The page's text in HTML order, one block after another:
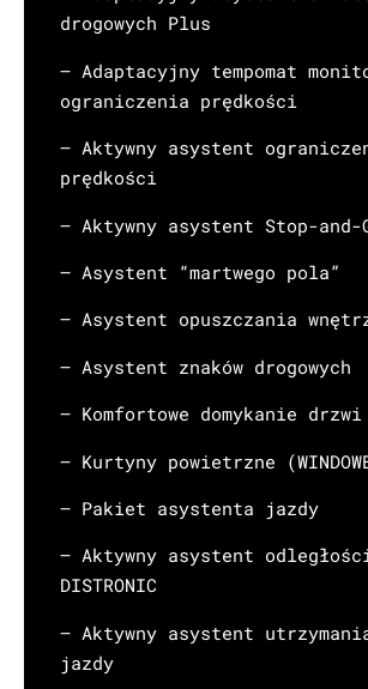
drogowych Plus
– Adaptacyjny tempomat
ograniczenia prędkości
– Aktywny asystent
prędkości
– Aktywny asystent Stop-and-
– Asystent “martwego pola”
– Asystent opuszczania
– Asystent znaków drogowych
– Komfortowe domykanie drzwi
– Kurtyny powietrzne
– Pakiet asystenta jazdy
– Aktywny asystent
DISTRONIC
– Aktywny asystent
jazdy